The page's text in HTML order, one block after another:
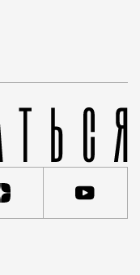
праздник День